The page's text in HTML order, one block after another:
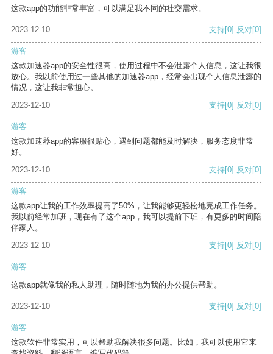
这款app的功能非常丰富，可以满足我不同的社交需求。
2023-12-10 支持[0] 反对[0]
游客
这款加速器app的安全性很高，使用过程中不会泄露个人信息，这让我很
放心。我以前使用过一些其他的加速器app，经常会出现个人信息泄露的
情况，这让我非常担心。
2023-12-10
支持[0] 反对[0]
游客
这款加速器app的客服很贴心，遇到问题都能及时解决，服务态度非常
好。
2023-12-10
支持[0] 反对[0]
游客
这款app让我的工作效率提高了50%，让我能够更轻松地完成工作任务。
我以前经常加班，现在有了这个app，我可以提前下班，有更多的时间陪
伴家人。
2023-12-10
支持[0] 反对[0]
游客
这款app就像我的私人助理，随时随地为我的办公提供帮助。
2023-12-10 支持[0] 反对[0]
游客
这款软件非常实用，可以帮助我解决很多问题。比如，我可以使用它来